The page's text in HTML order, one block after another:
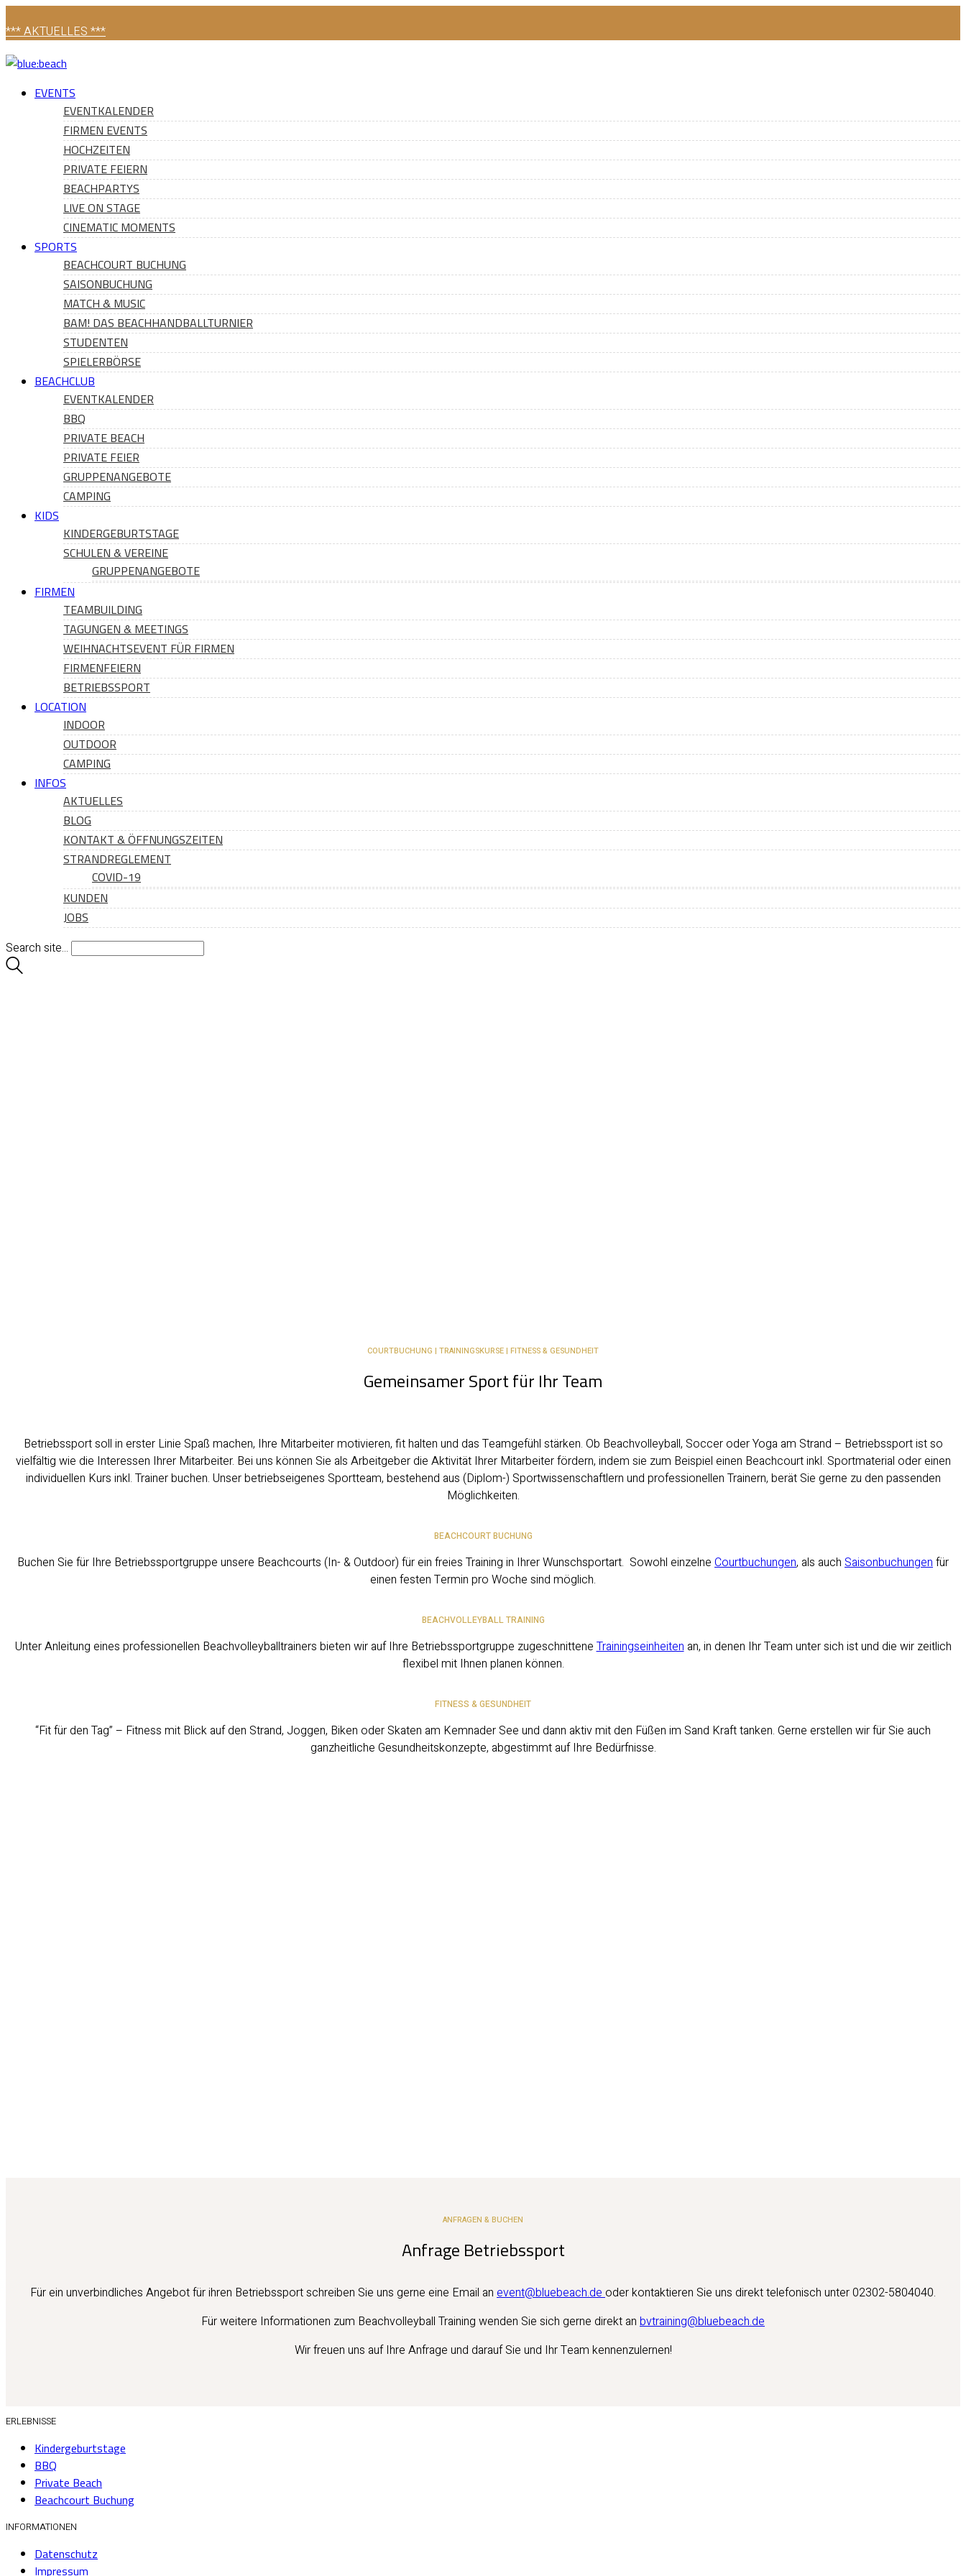
*** AKTUELLES ***
EVENTS
EVENTKALENDER
FIRMEN EVENTS
HOCHZEITEN
PRIVATE FEIERN
BEACHPARTYS
LIVE ON STAGE
CINEMATIC MOMENTS
SPORTS
BEACHCOURT BUCHUNG
SAISONBUCHUNG
MATCH & MUSIC
BAM! DAS BEACHHANDBALLTURNIER
STUDENTEN
SPIELERBÖRSE
BEACHCLUB
EVENTKALENDER
BBQ
PRIVATE BEACH
PRIVATE FEIER
GRUPPENANGEBOTE
CAMPING
KIDS
KINDERGEBURTSTAGE
SCHULEN & VEREINE
GRUPPENANGEBOTE
FIRMEN
TEAMBUILDING
TAGUNGEN & MEETINGS
WEIHNACHTSEVENT FÜR FIRMEN
FIRMENFEIERN
BETRIEBSSPORT
LOCATION
INDOOR
OUTDOOR
CAMPING
INFOS
AKTUELLES
BLOG
KONTAKT & ÖFFNUNGSZEITEN
STRANDREGLEMENT
COVID-19
KUNDEN
JOBS
Search site...
COURTBUCHUNG | TRAININGSKURSE | FITNESS & GESUNDHEIT
Gemeinsamer Sport für Ihr Team
Betriebssport soll in erster Linie Spaß machen, Ihre Mitarbeiter motivieren, fit halten und das Teamgefühl stärken. Ob Beachvolleyball, Soccer oder Yoga am Strand – Betriebssport ist so
vielfältig wie die Interessen Ihrer Mitarbeiter. Bei uns können Sie als Arbeitgeber die Aktivität Ihrer Mitarbeiter fördern, indem sie zum Beispiel einen Beachcourt inkl. Sportmaterial oder einen
individuellen Kurs inkl. Trainer buchen. Unser betriebseigenes Sportteam, bestehend aus (Diplom-) Sportwissenschaftlern und professionellen Trainern, berät Sie gerne zu den passenden
Möglichkeiten.
BEACHCOURT BUCHUNG
Buchen Sie für Ihre Betriebssportgruppe unsere Beachcourts (In- & Outdoor) für ein freies Training in Ihrer Wunschsportart. Sowohl einzelne Courtbuchungen, als auch Saisonbuchungenfür
einen festen Termin pro Woche sind möglich.
BEACHVOLLEYBALL TRAINING
Unter Anleitung eines professionellen Beachvolleyballtrainers bieten wir auf Ihre Betriebssportgruppe zugeschnitteneTrainingseinheitenan, in denen Ihr Team unter sich ist und die wir zeitlich
flexibel mit Ihnen planen können.
FITNESS & GESUNDHEIT
“Fit für den Tag” – Fitness mit Blick auf den Strand, Joggen, Biken oder Skaten am Kemnader See und dann aktiv mit den Füßen im Sand Kraft tanken. Gerne erstellen wir für Sie auch
ganzheitliche Gesundheitskonzepte, abgestimmt auf Ihre Bedürfnisse.
ANFRAGEN & BUCHEN
Anfrage Betriebssport
Für ein unverbindliches Angebot für ihren Betriebssport schreiben Sie uns gerne eine Email an event@bluebeach.deoder kontaktieren Sie uns direkt telefonisch unter 02302-5804040.
Für weitere Informationen zum Beachvolleyball Training wenden Sie sich gerne direkt an bvtraining@bluebeach.de
Wir freuen uns auf Ihre Anfrage und darauf Sie und Ihr Team kennenzulernen!
ERLEBNISSE
Kindergeburtstage
BBQ
Private Beach
Beachcourt Buchung
INFORMATIONEN
Datenschutz
Impressum